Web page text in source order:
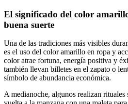
El significado del color
buena suerte
Una de las tradiciones más visibles
es el uso del color amarillo en ropa y
color atrae fortuna, energía positiva y
también llevan billetes en el zapato o
símbolo de abundancia económica.
A medianoche, algunos realizan